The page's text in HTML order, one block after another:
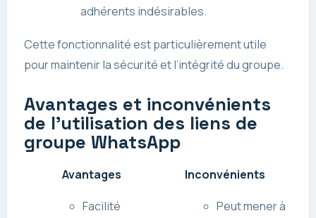
adhérents indésirables.
Cette fonctionnalité est particulièrement utile
pour maintenir la sécurité et l’intégrité du groupe.
Avantages et inconvénients
de l’utilisation des liens de
groupe WhatsApp
Avantages Inconvénients
Facilité
Peut mener à